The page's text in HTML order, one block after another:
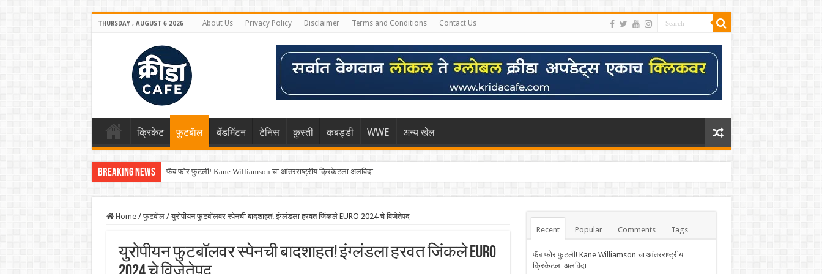
THURSDAY , AUGUST 6 2026 About Us Privacy Policy Disclaimer Terms and Conditions Contact Us
क्रिकेट फुटबॅाल बॅडमिंटन टेनिस कुस्ती कबड्डी WWE अन्य खेल
Breaking News फॅब फोर फुटली! Kane Williamson चा आंतरराष्ट्रीय क्रिकेटला अलविदा
Home / फुटबॅाल / युरोपीयन फुटबॉलवर स्पेनची बादशाहत! इंग्लंडला हरवत जिंकले EURO 2024 चे विजेतेपद
युरोपीयन फुटबॉलवर स्पेनची बादशाहत! इंग्लंडला हरवत जिंकले EURO
Recent Popular Comments Tags
फॅब फोर फुटली! Kane Williamson चा आंतरराष्ट्रीय
क्रिकेटला अलविदा